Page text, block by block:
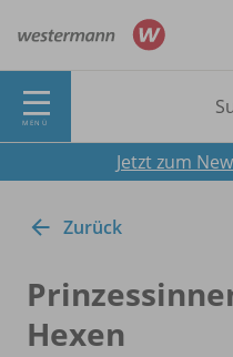
MENÜ
Jetzt zum
Zurück
Hexen